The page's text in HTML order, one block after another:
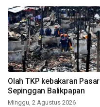
Olah TKP kebakaran Pasar
Sepinggan Balikpapan
Minggu, 2 Agustus 2026